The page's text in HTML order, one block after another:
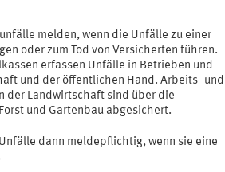
melden, wenn die Unfälle zu einer
oder zum Tod von Versicherten führen.
erfassen Unfälle in Betrieben und
und der öffentlichen Hand. Arbeits- und
der Landwirtschaft sind über die
und Gartenbau abgesichert.
dann meldepflichtig, wenn sie eine